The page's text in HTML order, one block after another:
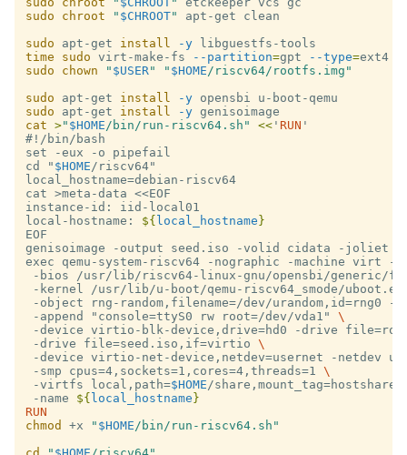
sudo chroot
" $CHROOT"
apt-get clean
sudo apt-get install -y
time sudo virt-make-fs --partition=gpt --type=ext4
sudo chown
" $USER" " $HOME/riscv64/rootfs.img"
sudo apt-get install -y
sudo apt-get install -y
cat >" $HOME/bin/run-riscv64.sh" << ' RUN '
#!/bin/bash
set -eux -o pipefail
cd " $HOME/riscv64"
local_hostname=debian-riscv64
cat >meta-data <<EOF
instance-id: iid-local01
local-hostname: ${ local_hostname }
EOF
genisoimage -output seed.iso -volid cidata -joliet -
exec qemu-system-riscv64 -nographic -machine virt -
-bios /usr/lib/riscv64-linux-gnu/opensbi/generic/
-kernel /usr/lib/u-boot/qemu-riscv64_smode/
-object rng-random,filename=/dev/
-append "console=ttyS0 rw root=/dev/vda1" \
-device virtio-blk-device,drive=hd0 -drive
-drive file=seed.iso,if=virtio \
-device virtio-net-device,netdev=usernet -netdev
-smp cpus=4,sockets=1,cores=4,threads=1 \
-virtfs local,path=$HOME/
-name ${ local_hostname }
chmod
+x " $HOME/bin/run-riscv64.sh"